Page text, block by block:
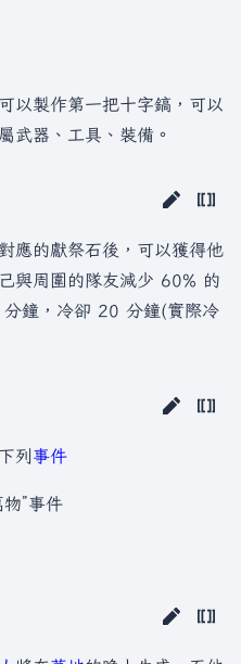
以製作第一把十字鎬，可以
武器、工具、裝備。
應的獻祭石後，可以獲得他
與周圍的隊友減少 60% 的
鐘，冷卻 20 分鐘(實際冷
列事件
”事件